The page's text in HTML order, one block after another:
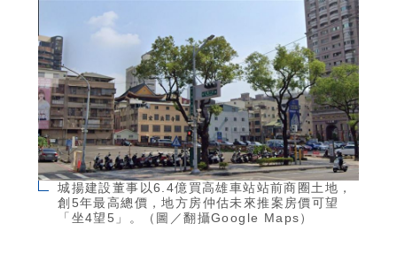
城揚建設董事以6.4億買高雄車站站前商圈土地，
創5年最高總價，地方房仲估未來推案房價可望
「坐4望5」。（圖／翻攝Google Maps）